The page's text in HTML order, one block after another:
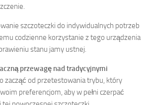
szczoteczki do indywidualnych potrzeb
codzienne korzystanie z tego urządzenia
stanu jamy ustnej.
przewagę nad tradycyjnymi
zacząć od przetestowania trybu, który
preferencjom, aby w pełni czerpać